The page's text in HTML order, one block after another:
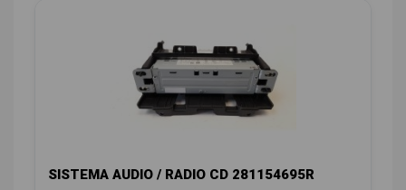
SISTEMA AUDIO / RADIO CD 281154695R